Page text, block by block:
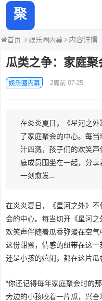
首页 娱乐圈内幕 内容详情
瓜类之争：家庭
娱乐圈内幕 2周前 07-25
在炎炎夏日，《星河之
了家庭聚会的中心。每
汁四溅，孩子们的欢笑
庭成员围坐在一起，分
一刻愈发...
在炎炎夏日，《星河之外》
会的中心。每当切开《星河
欢笑声伴随着瓜香弥漫在空
这份甜蜜，情感的纽带在这一
还是小孩的嬉闹，都在这片瓜
“你还记得每年家庭聚会时的
旁边的小孩咬着一片瓜，兴奋